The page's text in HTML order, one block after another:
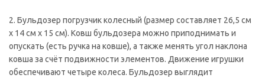
2. Бульдозер погрузчик колесный (размер составляет 26,5 см
х 14 см х 15 см). Ковш бульдозера можно приподнимать и
опускать (есть ручка на ковше), а также менять угол наклона
ковша за счёт подвижности элементов. Движение игрушки
обеспечивают четыре колеса. Бульдозер выглядит